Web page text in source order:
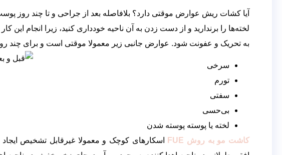
آیا کشات ریش عوارض موقتی دارد؟ بلافاصله بعد از جراحی و تا چند
لخته‌ها را برندارید و از دست زدن به آن ناحیه خودداری کنید، زیرا انجام این
به تحریک و عفونت شود. عوارض جانبی زیر معمولا موقتی است و برای چند روز
سرخی
تورم
سفتی
بی‌حسی
لخته یا پوسته پوسته شدن
کاشت مو به روش FUE